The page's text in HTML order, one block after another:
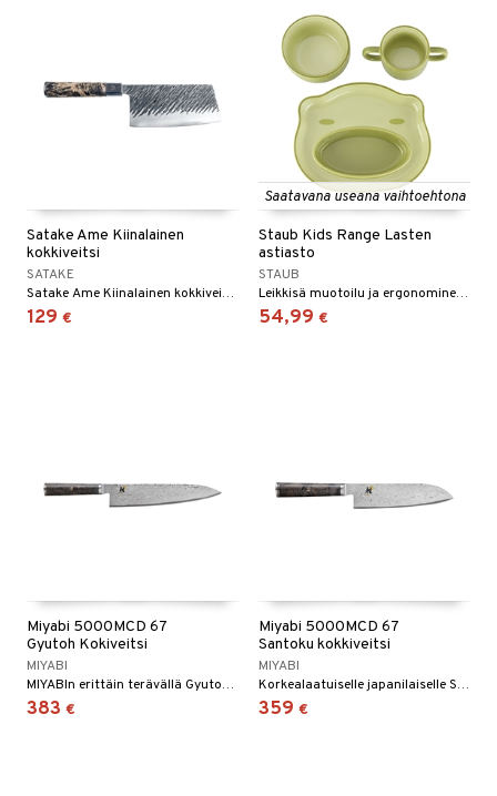
Satake Ame Kiinalainen
kokkiveitsi
SATAKE
Satake Ame Kiinalainen kokkiveitsi on kokkiveitsi/pilkkomisveitsi, jossa on korkea profiili ja se on erittäin hyvä useimpiin keittiön toimiin.
129 €
Saatavana useana vaihtoehtona
Staub Kids Range Lasten
astiasto
STAUB
Leikkisä muotoilu ja ergonominen muoto, lautanen on eläimen pään muotoinen, mikä houkuttelee lapsia tyhjentämään lautasensa, jotta kasvot paljastuisivat.
54,99 €
Miyabi 5000MCD 67
Gyutoh Kokiveitsi
MIYABI
MIYABIn erittäin terävällä Gyutoh-veitsellä voit hienontaa kaikenlaista ruokaa yrteistä lihaan.
383 €
Miyabi 5000MCD 67
Santoku kokkiveitsi
MIYABI
Korkealaatuiselle japanilaiselle Santoku-veitselle on ominaista sen kovuus, leikkausominaisuudet ja kiehtova estetiikka.
359 €